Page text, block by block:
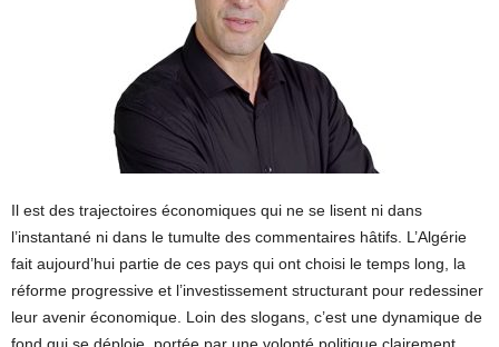
Il est des trajectoires économiques qui ne se lisent ni dans
l’instantané ni dans le tumulte des commentaires hâtifs. L’Algérie
fait aujourd’hui partie de ces pays qui ont choisi le temps long, la
réforme progressive et l’investissement structurant pour redessiner
leur avenir économique. Loin des slogans, c’est une dynamique de